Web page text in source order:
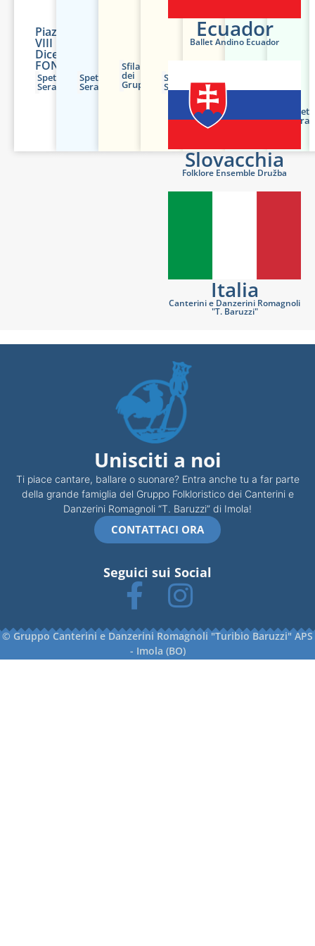
Piazza
VIII
Dicembre
FONTANELICE
Spettacolo
Serale
Spettacolo
Serale
Sfilata
dei
Gruppi
Spettacolo
Serale dello
sponsor
Banca
di
Imola​ Gruppi
Ecuador
Ballet Andino Ecuador
Slovacchia
Folklore Ensemble Družba
Italia
Canterini e Danzerini Romagnoli
"T. Baruzzi"
Unisciti a noi
Ti piace cantare, ballare o suonare? Entra anche tu a far parte
della grande famiglia del Gruppo Folkloristico dei Canterini e
Danzerini Romagnoli “T. Baruzzi” di Imola!
CONTATTACI ORA
Seguici sui Social
© Gruppo Canterini e Danzerini Romagnoli "Turibio Baruzzi" APS
- Imola (BO)